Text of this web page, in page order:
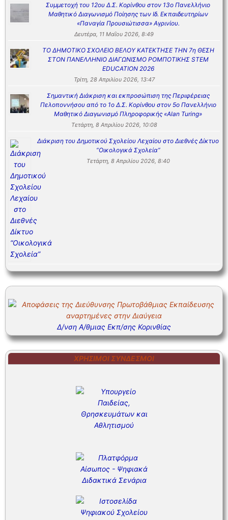
Συμμετοχή του 12ου Δ.Σ. Κορίνθου στον 13ο Πανελλήνιο
Μαθητικό Διαγωνισμό Ποίησης των Ιδ. Εκπαιδευτηρίων
«Παναγία Προυσιώτισσα» Αγρινίου.
Δευτέρα, 11 Μαΐου 2026, 8:49
ΤΟ ΔΗΜΟΤΙΚΟ ΣΧΟΛΕΙΟ ΒΕΛΟΥ ΚΑΤΕΚΤΗΣΕ ΤΗΝ 7η ΘΕΣΗ
ΣΤΟΝ ΠΑΝΕΛΛΗΝΙΟ ΔΙΑΓΩΝΙΣΜΟ ΡΟΜΠΟΤΙΚΗΣ STEM
EDUCATION 2026
Τρίτη, 28 Απριλίου 2026, 13:47
Σημαντική Διάκριση και εκπροσώπιση της Περιφέρειας
Πελοποννήσου από το 1ο Δ.Σ. Κορίνθου στον 5ο Πανελλήνιο
Μαθητικό Διαγωνισμό Πληροφορικής «Alan Turing»
Τετάρτη, 8 Απριλίου 2026, 10:08
Διάκριση του Δημοτικού Σχολείου Λεχαίου στο Διεθνές Δίκτυο
“Οικολογικά Σχολεία”
Τετάρτη, 8 Απριλίου 2026, 8:40
Δ/νση Α/θμιας Εκπ/σης Κορινθίας
ΧΡΉΣΙΜΟΙ ΣΎΝΔΕΣΜΟΙ